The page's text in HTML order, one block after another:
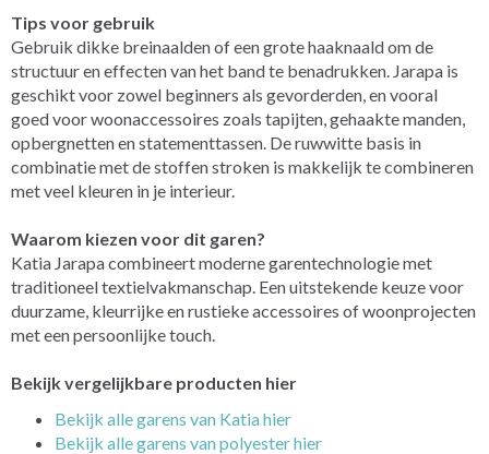
Tips voor gebruik
Gebruik dikke breinaalden of een grote haaknaald om de
structuur en effecten van het band te benadrukken. Jarapa is
geschikt voor zowel beginners als gevorderden, en vooral
goed voor woonaccessoires zoals tapijten, gehaakte manden,
opbergnetten en statementtassen. De ruwwitte basis in
combinatie met de stoffen stroken is makkelijk te combineren
met veel kleuren in je interieur.
Waarom kiezen voor dit garen?
Katia Jarapa combineert moderne garentechnologie met
traditioneel textielvakmanschap. Een uitstekende keuze voor
duurzame, kleurrijke en rustieke accessoires of woonprojecten
met een persoonlijke touch.
Bekijk vergelijkbare producten hier
Bekijk alle garens van Katia hier
Bekijk alle garens van polyester hier